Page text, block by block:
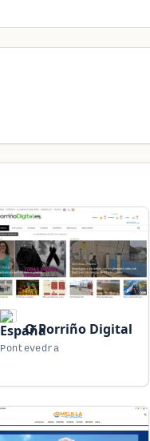
O Porriño Digital
Pontevedra